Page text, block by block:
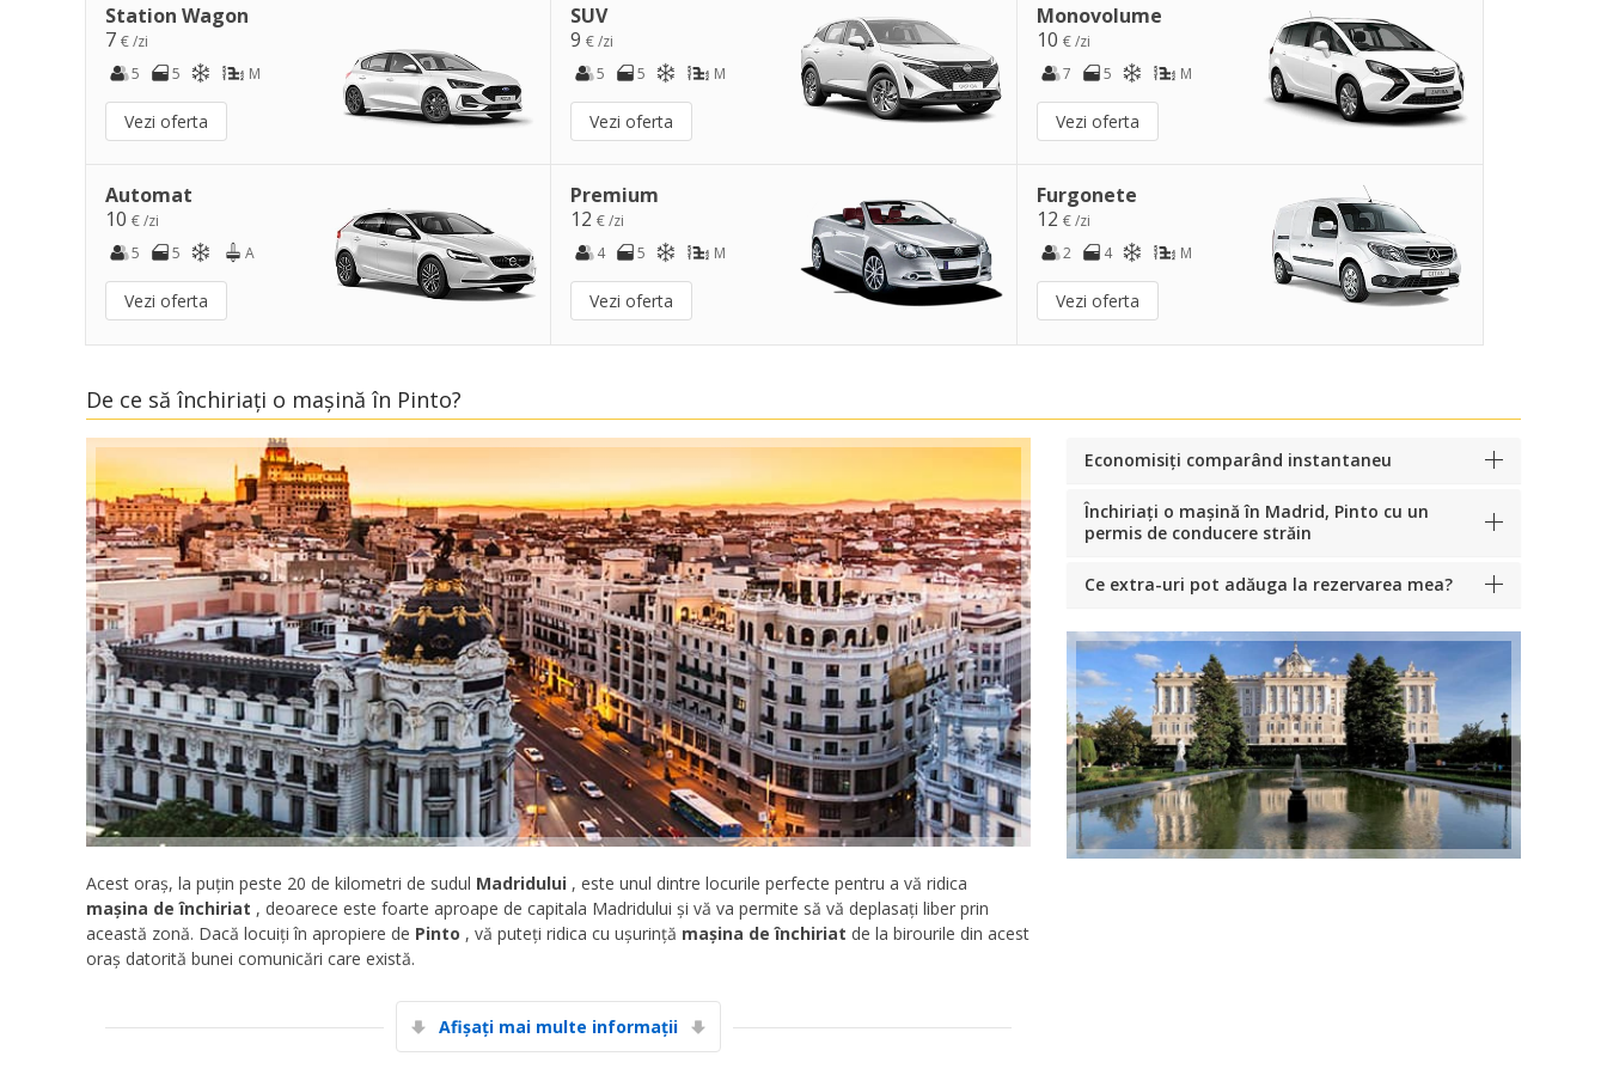
Station Wagon
7 € /zi
5
5 M
Vezi oferta
SUV
9€ /zi
5
5 M
Vezi oferta
Monovolume
10 € /zi
7
5 M
Vezi oferta
Automat
10 € /zi
5
5 A
Vezi oferta
Premium
12€ /zi
4
5 M
Vezi oferta
Furgonete
12 € /zi
2
4 M
Vezi oferta
De ce să închiriați o mașină în Pinto?
Acest oraș, la puțin peste 20 de kilometri de sudul Madridului , este unul dintre locurile perfecte pentru a vă ridica
mașina de închiriat , deoarece este foarte aproape de capitala Madridului și vă va permite să vă deplasați liber prin
această zonă. Dacă locuiți în apropiere de Pinto , vă puteți ridica cu ușurință mașina de închiriat de la birourile din acest
oraș datorită bunei comunicări care există.
Afișați mai multe informații
Economisiți comparând instantaneu
Închiriați o mașină în Madrid, Pinto cu un
permis de conducere străin
Ce extra-uri pot adăuga la rezervarea mea?